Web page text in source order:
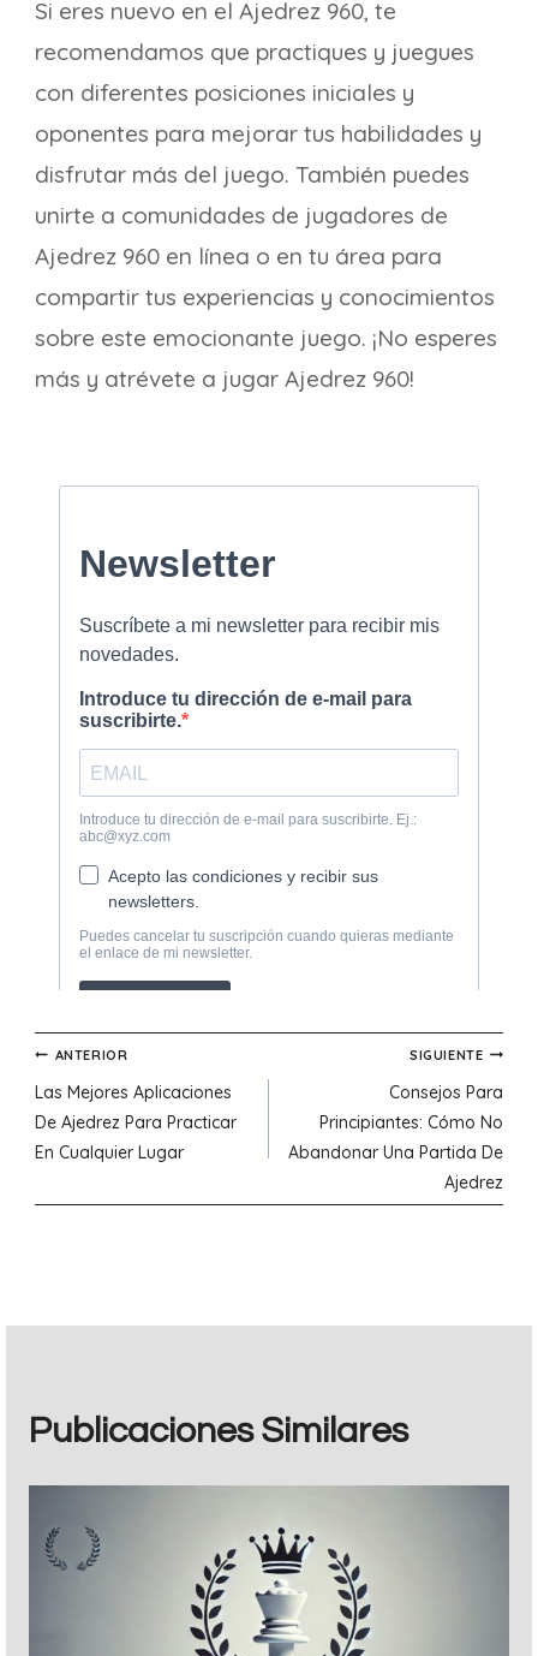
Si eres nuevo en el Ajedrez 960, te
recomendamos que practiques y juegues
con diferentes posiciones iniciales y
oponentes para mejorar tus habilidades y
disfrutar más del juego. También puedes
unirte a comunidades de jugadores de
Ajedrez 960 en línea o en tu área para
compartir tus experiencias y conocimientos
sobre este emocionante juego. ¡No esperes
más y atrévete a jugar Ajedrez 960!
Navegación
de
entradas
ANTERIOR
Las Mejores Aplicaciones
De Ajedrez Para Practicar
En Cualquier Lugar
SIGUIENTE
Consejos Para
Principiantes: Cómo No
Abandonar Una Partida De
Ajedrez
Publicaciones Similares